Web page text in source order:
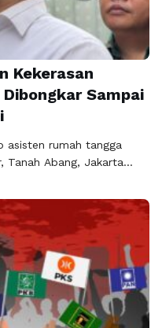
Kekerasan
Sampai
asisten rumah tangga
Tanah Abang, Jakarta
yang terjadi pada April
melainkan tragedi yang
ekstrem hingga
nekat dengan